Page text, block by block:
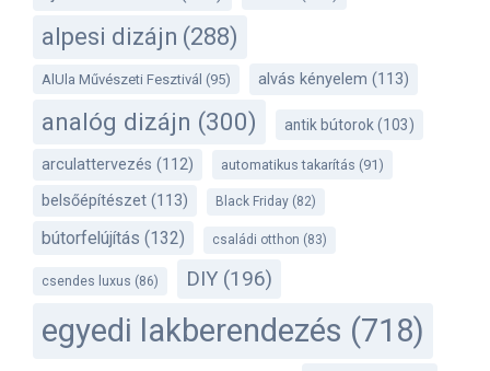
alpesi dizájn (288)
AlUla Művészeti Fesztivál (95) alvás kényelem (113)
analóg dizájn (300) antik bútorok(103)
arculattervezés (112) automatikus takarítás (91)
belsőépítészet (113) Black Friday (82)
bútorfelújítás (132) családi otthon (83)
csendes luxus (86) DIY (196)
egyedi lakberendezés (718)